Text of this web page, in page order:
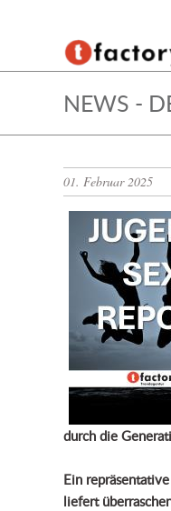
NEWS -
01. Februar 2025
durch die
Ein
liefert